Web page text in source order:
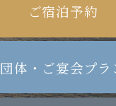
ご宿泊予約
団体・ご宴会プラ